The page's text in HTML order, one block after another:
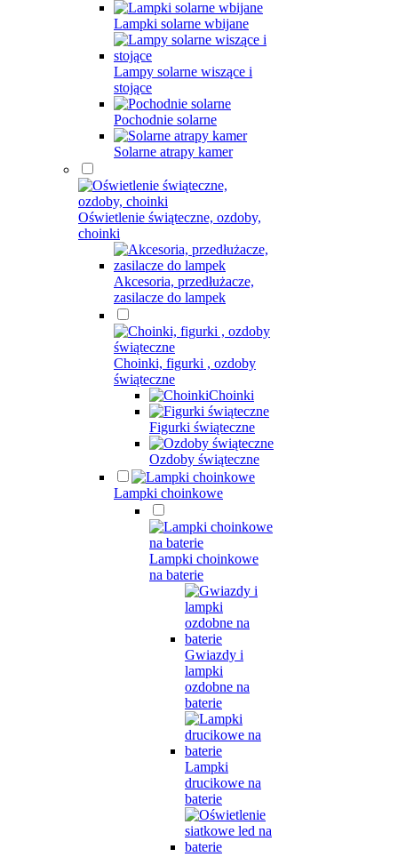
Lampki solarne wbijane
Lampy solarne wiszące i
stojące
Pochodnie solarne
Solarne atrapy kamer
Oświetlenie świąteczne, ozdoby,
choinki
Akcesoria, przedłużacze,
zasilacze do lampek
Choinki, figurki , ozdoby
świąteczne
Choinki
Figurki świąteczne
Ozdoby świąteczne
Lampki choinkowe
Lampki choinkowe
na baterie
Gwiazdy i
lampki
ozdobne na
baterie
Lampki
drucikowe na
baterie